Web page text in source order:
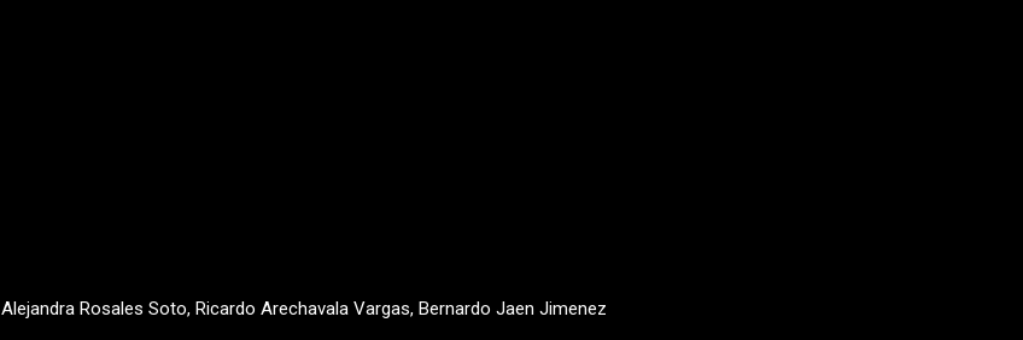
Alejandra Rosales Soto, Ricardo Arechavala Vargas, Bernardo Jaen Jimenez